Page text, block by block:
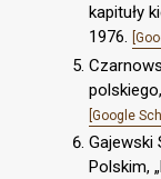
kapituły
1976.
[Google
Gajewski
Polskim,